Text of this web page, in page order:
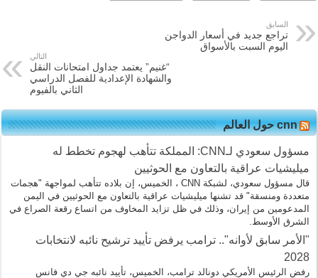
السابق
تراجع جديد في أسعار الدواجن
اليوم السبت بالأسواق
التالي
“غنيم” يعتمد جداول امتحانات النقل
والشهادة الإعدادية للفصل الدراسي
الثاني بالفيوم
cnn حول العالم
مسؤول سعودي لـCNN: المملكة تتأهب لهجوم تخطط له
ميليشيات عراقية بالتعاون مع الحوثيين
قال مسؤول سعودي، لشبكة CNN ، الخميس، إن بلاده تتأهب لمواجهة "هجمات
متعددة ومنسقة" قد تشنها ميليشيات عراقية بالتعاون مع الحوثيين في اليمن
المدعومين من إيران، وذلك في ظل تزايد المخاوف من اتساع رقعة الصراع في
الشرق الأوسط.
"الأمر سابق لأوانه".. ترامب يرفض تأييد ترشيح نائبه لانتخابات
2028
رفض الرئيس الأمريكي دونالد ترامب، الخميس، تأييد نائبه جي دي فانس